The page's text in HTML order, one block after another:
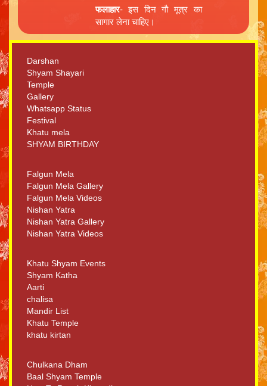
फलाहार- इस दिन गौ मूत्र का
सागार लेना चाहिए।
Darshan
Shyam Shayari
Temple
Gallery
Whatsapp Status
Festival
Khatu mela
SHYAM BIRTHDAY
Falgun Mela
Falgun Mela Gallery
Falgun Mela Videos
Nishan Yatra
Nishan Yatra Gallery
Nishan Yatra Videos
Khatu Shyam Events
Shyam Katha
Aarti
chalisa
Mandir List
Khatu Temple
khatu kirtan
Chulkana Dham
Baal Shyam Temple